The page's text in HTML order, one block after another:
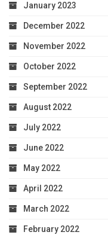
January 2023
December 2022
November 2022
October 2022
September 2022
August 2022
July 2022
June 2022
May 2022
April 2022
March 2022
February 2022